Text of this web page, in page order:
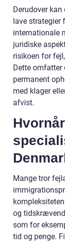
Derudover
lave
internationale
juridiske
risikoen for
Dette omfatter
permanent
med klager
afvist.
Mange tror
og
som for
tid og penge.